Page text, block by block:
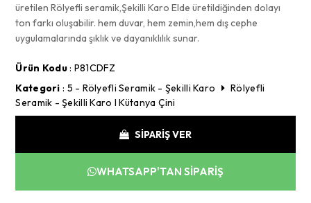
üretilen Rölyefli seramik,Şekilli Karo Elde üretildiğinden dolayı
ton farkı oluşabilir. hem duvar, hem zemin,hem dış cephe
uygulamalarında şıklık ve dayanıklılık sunar.
Ürün Kodu: P81CDFZ
Kategori : 5 - Rölyefli Seramik - Şekilli Karo
Rölyefli
Seramik - Şekilli Karo I Kütanya Çini
SİPARİŞ VER
WHATSAPP'TAN SİPARİŞ